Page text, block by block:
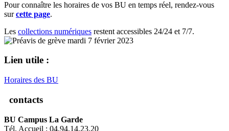
Pour connaître les horaires de vos BU en temps réel, rendez-vous
surcette page.
Les collections numériques restent accessibles 24/24 et 7/7.
Lien utile :
Horaires des BU
contacts
BU Campus La Garde
Tél. Accueil : 04.94.14.23.20